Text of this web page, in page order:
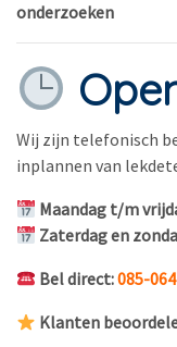
onderzoeken
Wij zijn telefonisch
inplannen van
Maandag t/m
Zaterdag en
Bel direct:085-
Klanten